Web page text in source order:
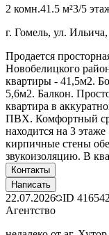
2 комн.41.5 м²3/5
г. Гомель, ул.
Продается
Новобелицкого
квартиры - 41,5м2.
5,6м2. Балкон.
квартира в
ПВХ. Комфортный
находится на 3
кирпичные стены
звукоизоляцию. В
Контакты
Написать
22.07.2026 ID
Агентство